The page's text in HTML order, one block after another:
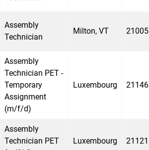
Assembly
Technician
Milton, VT 21005
Assembly
Technician PET -
Temporary
Assignment
(m/f/d)
Luxembourg 21146
Assembly
Technician PET
Luxembourg 21121